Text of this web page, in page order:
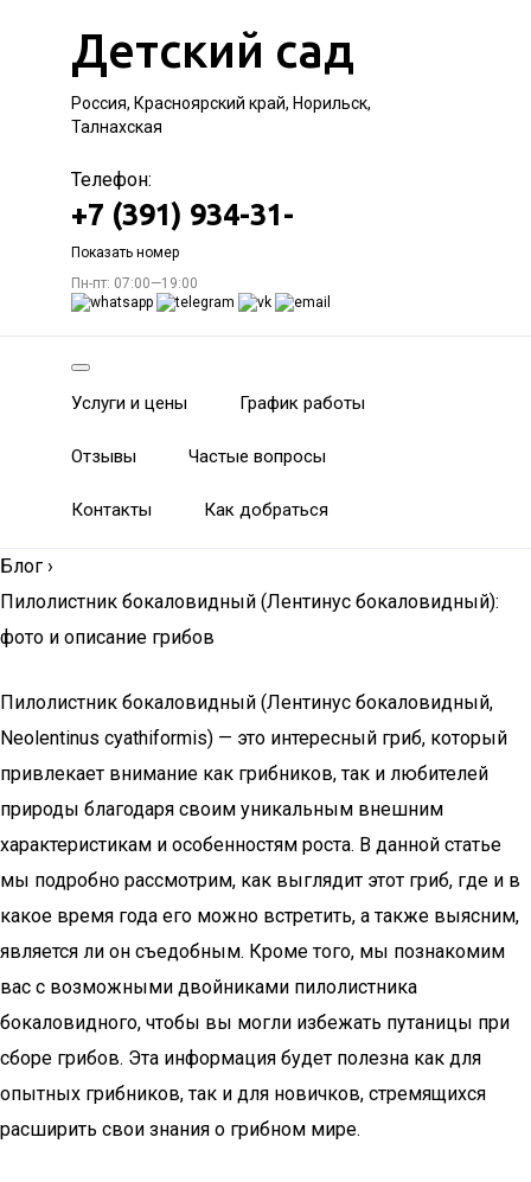
Детский сад
Россия, Красноярский край, Норильск,
Талнахская
Телефон:
+7 (391) 934-31-
Показать номер
Пн-пт: 07:00—19:00
Услуги и цены График работы
Отзывы Частые вопросы
Контакты Как добраться
Блог ›
Пилолистник бокаловидный (Лентинус бокаловидный):
фото и описание грибов
Пилолистник бокаловидный (Лентинус бокаловидный,
Neolentinus cyathiformis) — это интересный гриб, который
привлекает внимание как грибников, так и любителей
природы благодаря своим уникальным внешним
характеристикам и особенностям роста. В данной статье
мы подробно рассмотрим, как выглядит этот гриб, где и в
какое время года его можно встретить, а также выясним,
является ли он съедобным. Кроме того, мы познакомим
вас с возможными двойниками пилолистника
бокаловидного, чтобы вы могли избежать путаницы при
сборе грибов. Эта информация будет полезна как для
опытных грибников, так и для новичков, стремящихся
расширить свои знания о грибном мире.